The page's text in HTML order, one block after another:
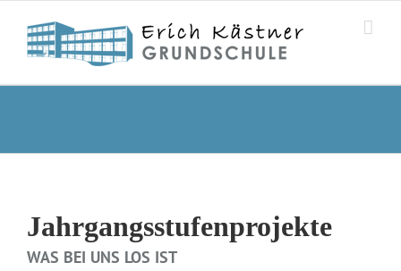
Inhalt
springen
Jahrgangsstufenprojekte
WAS BEI UNS LOS IST